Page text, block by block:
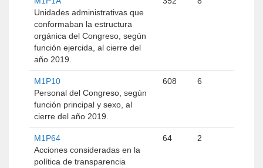
Unidades administrativas que
conformaban la estructura
orgánica del Congreso, según
función ejercida, al cierre del
año 2019.
M1P10
Personal del Congreso, según
función principal y sexo, al
cierre del año 2019.
608 6
M1P64
Acciones consideradas en la
política de transparencia
64 2